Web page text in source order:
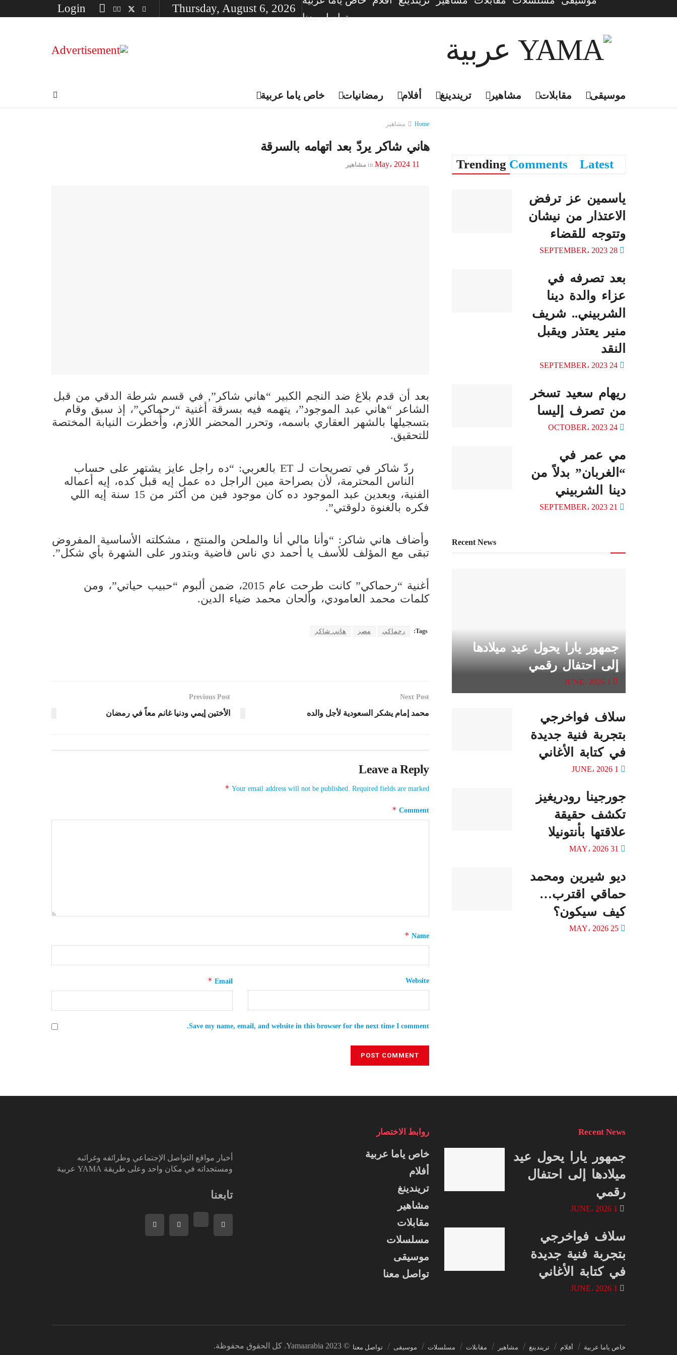
تواصل معنا
Thursday, August 6, 2026
خاص ياما عربية رمضانيات أفلام تريندينغ مشاهير مقابلات موسيقى
Home مشاهير
هاني شاكر يردّ بعد اتهامه بالسرقة
11 May، 2024 in مشاهير
بعد أن قدم بلاغ ضد النجم الكبير “هاني شاكر”, في قسم شرطة الدقي من قبل
الشاعر “هاني عبد الموجود”، يتهمه فيه بسرقة أغنية “رحماكي”، إذ سبق وقام
بتسجيلها بالشهر العقاري باسمه، وتحرر المحضر اللازم، وأُخطرت النيابة المختصة
للتحقيق.
ردّ شاكر في تصريحات لـ ET بالعربي: “ده راجل عايز يشتهر على حساب
الناس المحترمة، لأن بصراحة مين الراجل ده عمل إيه قبل كده، إيه أعماله
الفنية، وبعدين عبد الموجود ده كان موجود فين من أكثر من 15 سنة إيه اللي
فكره بالغنوة دلوقتي”.
وأضاف هاني شاكر: “وأنا مالي أنا والملحن والمنتج ، مشكلته الأساسية المفروض
تبقى مع المؤلف للأسف يا أحمد دي ناس فاضية وبتدور على الشهرة بأي شكل”.
أغنية “رحماكي” كانت طرحت عام 2015، ضمن ألبوم “حبيب حياتي”، ومن
كلمات محمد العامودي، وألحان محمد ضياء الدين.
Tags: رحماكي مصر هاني شاكر
Previous Post
الأختين إيمي ودنيا غانم معاً في رمضان
Next Post
محمد إمام يشكر السعودية لأجل والده
Leave a Reply
Your email address will not be published. Required fields are marked
*
Comment
*
Name
*
Email
* Website
Save my name, email, and website in this browser for the next time I comment.
Trending Comments Latest
ياسمين عز ترفض
الاعتذار من نيشان
وتتوجه للقضاء
بعد تصرفه في
عزاء والدة دينا
الشربيني.. شريف
منير يعتذر ويقبل
النقد
ريهام سعيد تسخر
من تصرف إليسا
مي عمر في
“الغربان” بدلاً من
دينا الشربيني
Recent News
جمهور يارا يحول عيد ميلادها
إلى احتفال رقمي
سلاف فواخرجي
بتجربة فنية جديدة
في كتابة الأغاني
جورجينا رودريغيز
تكشف حقيقة
علاقتها بأنتونيلا
ديو شيرين ومحمد
حماقي اقترب…
كيف سيكون؟
أخبار مواقع التواصل الإجتماعي وطرائفه وغرائبه
ومستجداته في مكان واحد وعلى طريقة YAMA عربية
تابعنا
روابط الاختصار
خاص ياما عربية
أفلام
تريندينغ
مشاهير
مقابلات
مسلسلات
موسيقى
تواصل معنا
Recent News
جمهور يارا يحول عيد
ميلادها إلى احتفال
رقمي
سلاف فواخرجي
بتجربة فنية جديدة
في كتابة الأغاني
خاص ياما عربية أفلام تريندينغ مشاهير مقابلات مسلسلات موسيقى تواصل معنا © 2023 Yamaarabia. كل الحقوق محفوظة.